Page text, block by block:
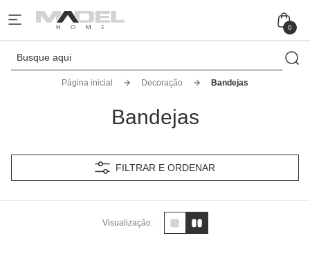
0
Página inicial Decoração Bandejas
Bandejas
FILTRAR E ORDENAR
Visualização: